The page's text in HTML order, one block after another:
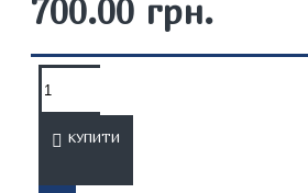
700.00 грн.
КУПИТИ
ОПИС